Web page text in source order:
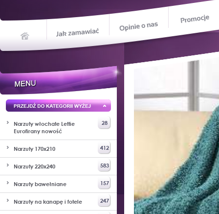
Jak zamawiać
Opinie o nas
Narzuty włochate Lettie
Eurofirany nowość
28
Narzuty 170x210 412
Narzuty 220x240 583
Narzuty bawełniane 157
Narzuty na kanapę i fotele 247